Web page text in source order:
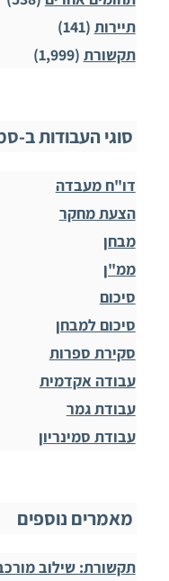
תיירות (141)
תקשורת (1,999)
סוגי העבודות ב-
דו"ח מעבדה
הצעת מחקר
מבחן
ממ"ן
סיכום
סיכום למבחן
סקירת ספרות
עבודה אקדמית
עבודת גמר
עבודת סמינריון
מאמרים נוספים
תקשורת: שילוב